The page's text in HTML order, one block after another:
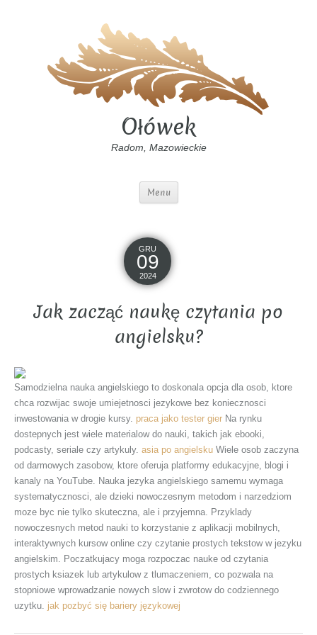
Ołówek
Radom, Mazowieckie
Menu
GRU
09
2024
Jak zacząć naukę czytania po
angielsku?
Samodzielna nauka angielskiego to doskonala opcja dla osob, ktore
chca rozwijac swoje umiejetnosci jezykowe bez koniecznosci
inwestowania w drogie kursy. praca jako tester gier Na rynku
dostepnych jest wiele materialow do nauki, takich jak ebooki,
podcasty, seriale czy artykuly. asia po angielsku Wiele osob zaczyna
od darmowych zasobow, ktore oferuja platformy edukacyjne, blogi i
kanaly na YouTube. Nauka jezyka angielskiego samemu wymaga
systematycznosci, ale dzieki nowoczesnym metodom i narzedziom
moze byc nie tylko skuteczna, ale i przyjemna. Przyklady
nowoczesnych metod nauki to korzystanie z aplikacji mobilnych,
interaktywnych kursow online czy czytanie prostych tekstow w jezyku
angielskim. Poczatkujacy moga rozpoczac nauke od czytania
prostych ksiazek lub artykulow z tlumaczeniem, co pozwala na
stopniowe wprowadzanie nowych slow i zwrotow do codziennego
uzytku. jak pozbyć się bariery językowej